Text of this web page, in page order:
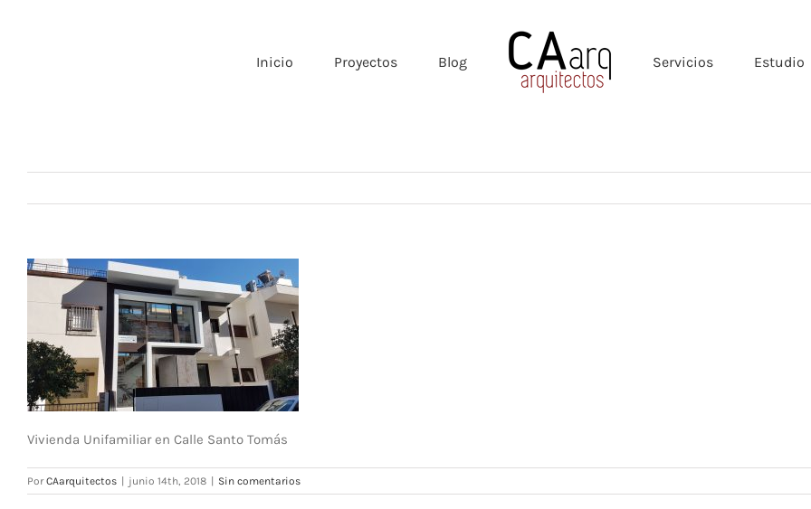
Inicio Proyectos Blog Servicios Estudio
Vivienda Unifamiliar en Calle Santo Tomás
PorCAarquitectos junio 14th, 2018 Sin comentarios